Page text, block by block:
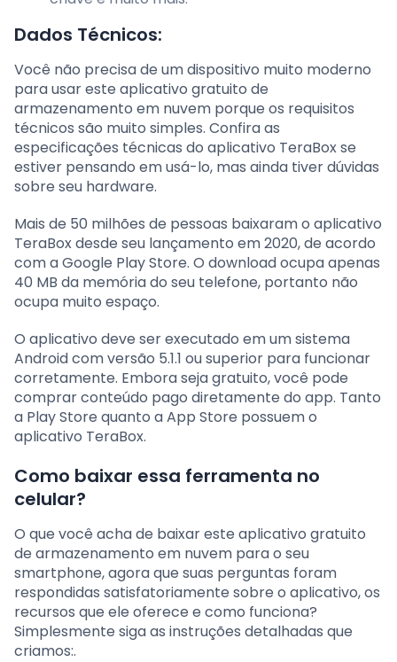
Dados Técnicos:
Você não precisa de um dispositivo muito moderno
para usar este aplicativo gratuito de
armazenamento em nuvem porque os requisitos
técnicos são muito simples. Confira as
especificações técnicas do aplicativo TeraBox se
estiver pensando em usá-lo, mas ainda tiver dúvidas
sobre seu hardware.
Mais de 50 milhões de pessoas baixaram o aplicativo
TeraBox desde seu lançamento em 2020, de acordo
com a Google Play Store. O download ocupa apenas
40 MB da memória do seu telefone, portanto não
ocupa muito espaço.
O aplicativo deve ser executado em um sistema
Android com versão 5.1.1 ou superior para funcionar
corretamente. Embora seja gratuito, você pode
comprar conteúdo pago diretamente do app. Tanto
a Play Store quanto a App Store possuem o
aplicativo TeraBox.
Como baixar essa ferramenta no
celular?
O que você acha de baixar este aplicativo gratuito
de armazenamento em nuvem para o seu
smartphone, agora que suas perguntas foram
respondidas satisfatoriamente sobre o aplicativo, os
recursos que ele oferece e como funciona?
Simplesmente siga as instruções detalhadas que
criamos:.